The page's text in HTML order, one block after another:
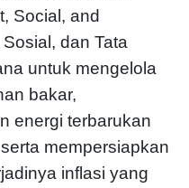
Social, and
dan Tata
untuk mengelola
bakar,
energi terbarukan
mempersiapkan
inflasi yang